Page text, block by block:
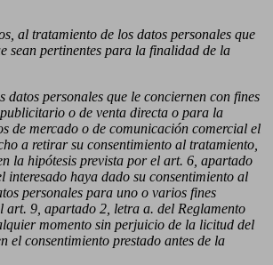
al tratamiento de los datos personales que
sean pertinentes para la finalidad de la
datos personales que le conciernen con fines
o de venta directa o para la
de mercado o de comunicación comercial el
a retirar su consentimiento al tratamiento,
la hipótesis prevista por el art. 6, apartado
interesado haya dado su consentimiento al
personales para uno o varios fines
art. 9, apartado 2, letra a. del Reglamento
momento sin perjuicio de la licitud del
el consentimiento prestado antes de la